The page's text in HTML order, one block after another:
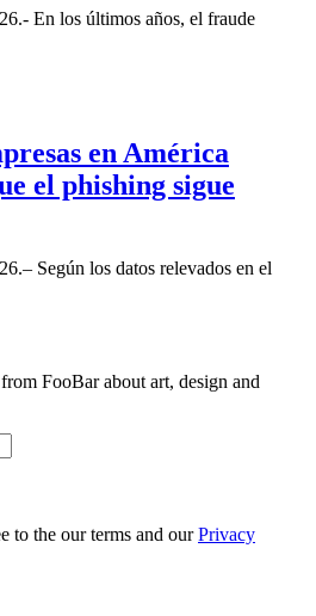
En los últimos años, el fraude
en América
el phishing sigue
Según los datos relevados en el
FooBar about art, design and
to the our terms and ourPrivacy